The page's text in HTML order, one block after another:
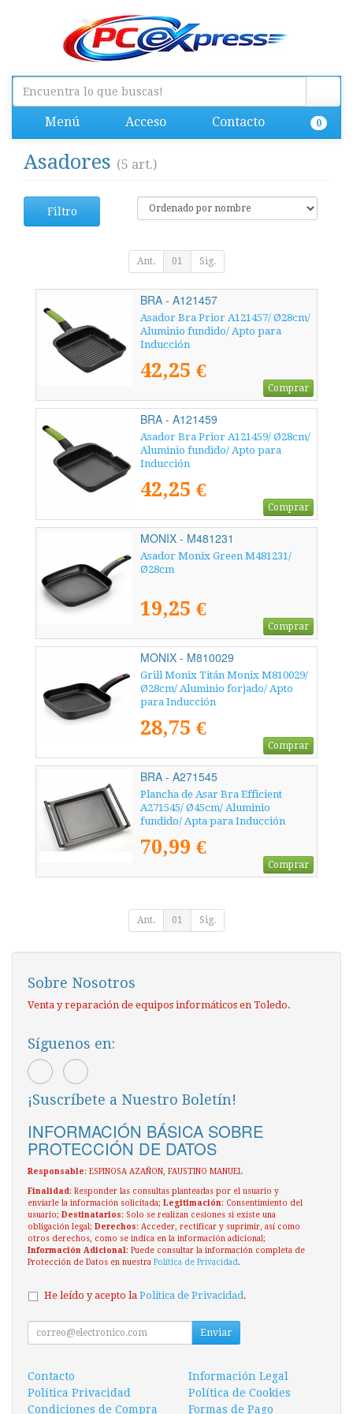
Menú Acceso Contacto 0
Asadores (5 art.)
Filtro
Ant. 01 Sig.
BRA - A121457
Asador Bra Prior A121457/ Ø28cm/
Aluminio fundido/ Apto para
Inducción
42,25 €
Comprar
BRA - A121459
Asador Bra Prior A121459/ Ø28cm/
Aluminio fundido/ Apto para
Inducción
42,25 €
Comprar
MONIX - M481231
Asador Monix Green M481231/
Ø28cm
19,25 €
Comprar
MONIX - M810029
Grill Monix Titán Monix M810029/
Ø28cm/ Aluminio forjado/ Apto
para Inducción
28,75 €
Comprar
BRA - A271545
Plancha de Asar Bra Efficient
A271545/ Ø45cm/ Aluminio
fundido/ Apta para Inducción
70,99 €
Comprar
Ant. 01 Sig.
Sobre Nosotros
Venta y reparación de equipos informáticos en Toledo.
Síguenos en:
¡Suscríbete a Nuestro Boletín!
INFORMACIÓN BÁSICA SOBRE
PROTECCIÓN DE DATOS
Responsable: ESPINOSA AZAÑON, FAUSTINO MANUEL
Finalidad: Responder las consultas planteadas por el usuario y
enviarle la información solicitada; Legitimación: Consentimiento del
usuario; Destinatarios: Solo se realizan cesiones si existe una
obligación legal; Derechos: Acceder, rectificar y suprimir, así como
otros derechos, como se indica en la información adicional;
Información Adicional: Puede consultar la información completa de
Protección de Datos en nuestra Política de Privacidad.
He leído y acepto la Política de Privacidad.
Enviar
Contacto
Información Legal
Política Privacidad
Política de Cookies
Condiciones de Compra
Formas de Pago